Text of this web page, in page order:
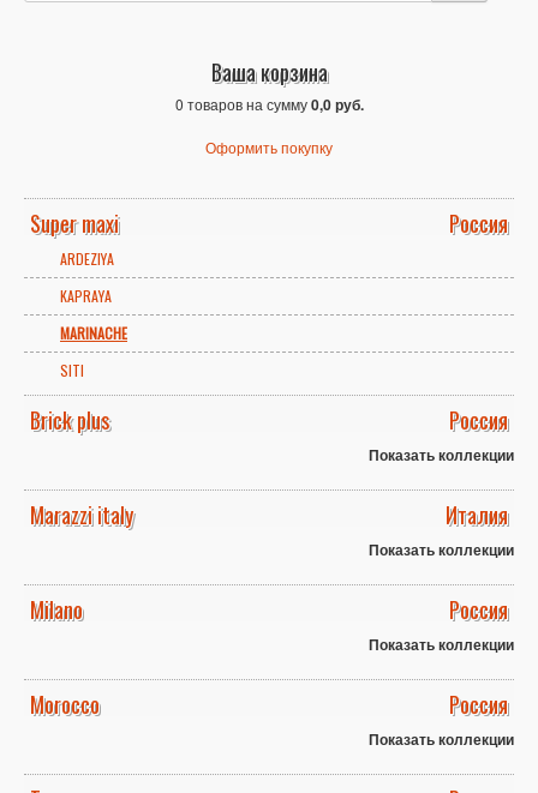
Ваша корзина
0 товаров на сумму0,0 руб.
Оформить покупку
Super maxi Россия
ARDEZIYA
KAPRAYA
MARINACHE
SITI
Brick plus Россия
Показать коллекции
Marazzi italy Италия
Показать коллекции
Milano Россия
Показать коллекции
Morocco Россия
Показать коллекции